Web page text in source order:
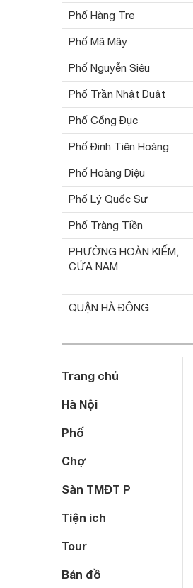
Phố Hàng Tre
Phố Mã Mây
Phố Nguyễn Siêu
Phố Trần Nhật Duật
Phố Cổng Đục
Phố Đinh Tiên Hoàng
Phố Hoàng Diệu
Phố Lý Quốc Sư
Phố Tràng Tiền
PHƯỜNG HOÀN KIẾM,
CỬA NAM
QUẬN HÀ ĐÔNG
Trang chủ
Hà Nội
Phố
Chợ
Sàn TMĐT P
Tiện ích
Tour
Bản đồ